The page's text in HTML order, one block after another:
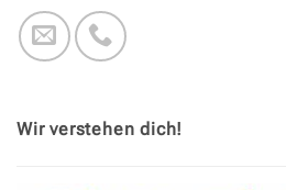
Wir verstehen dich!